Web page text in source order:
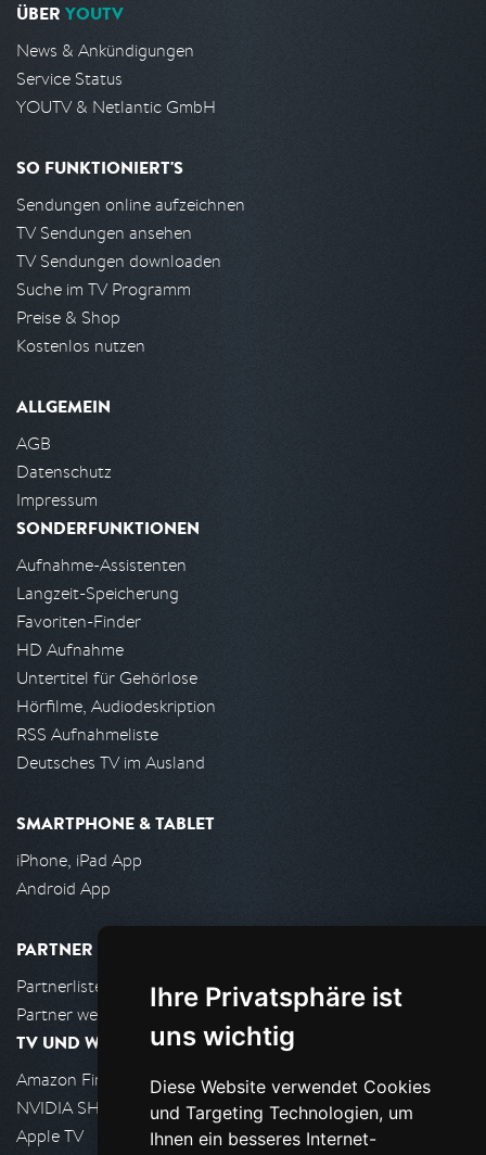
Ihre Privatsphäre ist
uns wichtig
Diese Website verwendet Cookies
und Targeting Technologien, um
Ihnen ein besseres Internet-
ÜBER YOUTV
News & Ankündigungen
Service Status
YOUTV & Netlantic GmbH
SO FUNKTIONIERT'S
Sendungen online aufzeichnen
TV Sendungen ansehen
TV Sendungen downloaden
Suche im TV Programm
Preise & Shop
Kostenlos nutzen
ALLGEMEIN
AGB
Datenschutz
Impressum
SONDERFUNKTIONEN
Aufnahme-Assistenten
Langzeit-Speicherung
Favoriten-Finder
HD Aufnahme
Untertitel für Gehörlose
Hörfilme, Audiodeskription
RSS Aufnahmeliste
Deutsches TV im Ausland
SMARTPHONE & TABLET
iPhone, iPad App
Android App
PARTNER
Partnerliste
Partner werden
TV UND WOHNZIMMER
Amazon FireTV
NVIDIA SHIELD, Google TV
Apple TV